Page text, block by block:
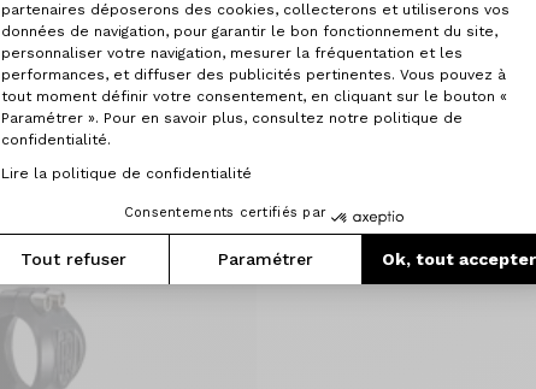
partenaires déposerons des cookies, collecterons et utiliserons vos
données de navigation, pour garantir le bon fonctionnement du site,
personnaliser votre navigation, mesurer la fréquentation et les
performances, et diffuser des publicités pertinentes. Vous pouvez à
tout moment définir votre consentement, en cliquant sur le bouton «
Paramétrer ». Pour en savoir plus, consultez notre politique de
confidentialité.
Lire la politique de confidentialité
Consentements certifiés par
Tout refuser Paramétrer Ok, tout accepter
Axeptio consent
Ritchey
Angolo regolabile
39.90 €